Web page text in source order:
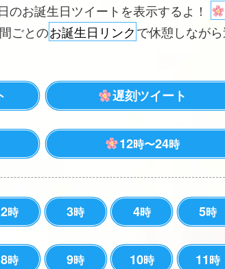
のお誕生日ツイートを表示するよ！
ごとのお誕生日リンクで休憩しなが
遅刻ツイート
12時〜24時
2時 3時 4時 5時
8時 9時 10時 11時